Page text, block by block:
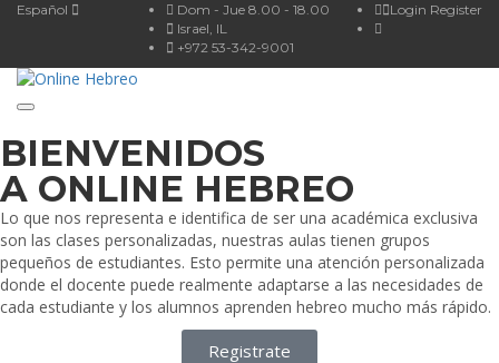
Español Login Register
Dom - Jue 8.00 - 18.00
Israel, IL
+972 53-342-9001
Toggle navigation
BIENVENIDOS
A ONLINE HEBREO
Lo que nos representa e identifica de ser una académica exclusiva
son las clases personalizadas, nuestras aulas tienen grupos
pequeños de estudiantes. Esto permite una atención personalizada
donde el docente puede realmente adaptarse a las necesidades de
cada estudiante y los alumnos aprenden hebreo mucho más rápido.
Registrate